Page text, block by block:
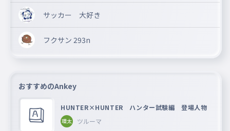
サッカー 大好き
フクサン 293n
おすすめのAnkey
HUNTER×HUNTER ハンター試験編 登場人物
ツルーマ